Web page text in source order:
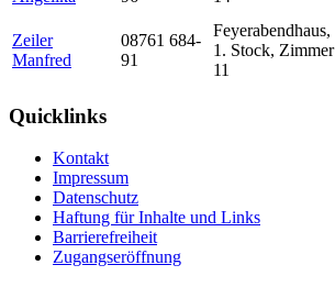
Zeiler
Manfred
08761 684-
91
Feyerabendhaus,
1. Stock, Zimmer
11
Quicklinks
Kontakt
Impressum
Datenschutz
Haftung für Inhalte und Links
Barrierefreiheit
Zugangseröffnung